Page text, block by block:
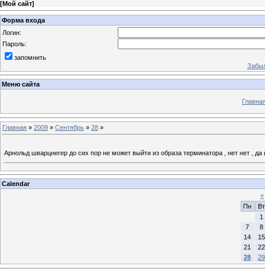
[Мой сайт]
Форма входа
Логин:
Пароль:
запомнить
Меню сайта
Главная » 2009 » Сентябрь » 28 »
Арнольд шварцнегер до сих пор не может выйти из образа терминатора , нет нет , да
Calendar
«
Пн
Вт
1
7
8
14
15
21
22
28
29